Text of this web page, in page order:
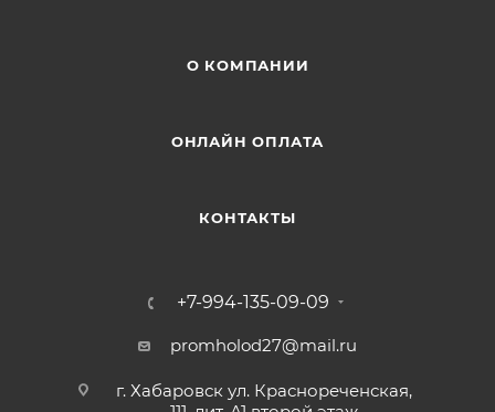
О КОМПАНИИ
ОНЛАЙН ОПЛАТА
КОНТАКТЫ
+7-994-135-09-09
promholod27@mail.ru
г. Хабаровск ул. Краснореченская,